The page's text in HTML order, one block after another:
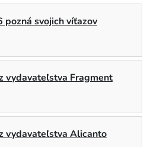
svojich víťazov
vydavateľstva Fragment
vydavateľstva Alicanto